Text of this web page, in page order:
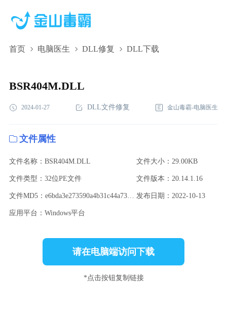
首页 电脑医生 DLL修复 DLL下载
BSR404M.DLL,BSR404M.DLL下载,BSR404M.DLL修复
BSR404M.DLL
2024-01-27 DLL文件修复 金山毒霸-电脑医生
文件属性
文件名称：BSR404M.DLL 文件大小：29.00KB
文件类型：32位PE文件 文件版本：20.14.1.16
文件MD5：e6bda3e273590a4b31c44a73caa5b106 发布日期：2022-10-13
应用平台：Windows平台
请在电脑端访问下载
*点击按钮复制链接